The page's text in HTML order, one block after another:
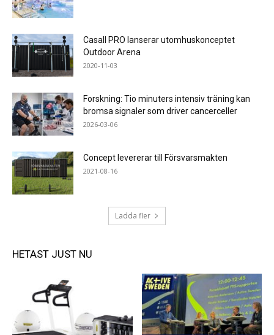
Casall PRO lanserar utomhuskonceptet
Outdoor Arena
2020-11-03
Forskning: Tio minuters intensiv träning kan
bromsa signaler som driver cancerceller
2026-03-06
Concept levererar till Försvarsmakten
2021-08-16
Ladda fler
HETAST JUST NU